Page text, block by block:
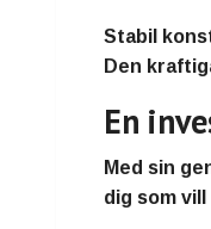
Stabil
Den
En
Med sin
dig som